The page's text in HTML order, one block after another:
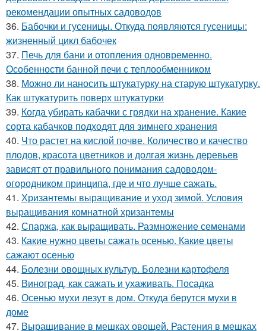
рекомендации опытных садоводов
36. Бабочки и гусеницы. Откуда появляются гусеницы:
жизненный цикл бабочек
37. Печь для бани и отопления одновременно.
Особенности банной печи с теплообменником
38. Можно ли наносить штукатурку на старую штукатурку.
Как штукатурить поверх штукатурки
39. Когда убирать кабачки с грядки на хранение. Какие
сорта кабачков подходят для зимнего хранения
40. Что растет на кислой почве. Количество и качество
плодов, красота цветников и долгая жизнь деревьев
зависят от правильного понимания садоводом-
огородником принципа, где и что лучше сажать.
41. Хризантемы выращивание и уход зимой. Условия
выращивания комнатной хризантемы
42. Спаржа, как выращивать. Размножение семенами
43. Какие нужно цветы сажать осенью. Какие цветы
сажают осенью
44. Болезни овощных культур. Болезни картофеля
45. Виноград, как сажать и ухаживать. Посадка
46. Осенью мухи лезут в дом. Откуда берутся мухи в
доме
47. Выращивание в мешках овощей. Растения в мешках